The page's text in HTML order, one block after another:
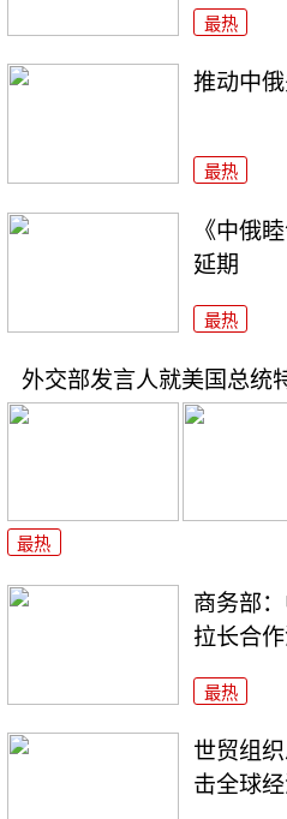
最热
推动中
最热
《中俄
延期
最热
外交部发言人就美国总统
最热
商务部
拉长合
最热
世贸组
击全球